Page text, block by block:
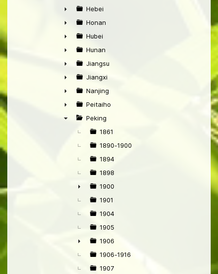
►
►
Hebei
►
Honan
►
Hubei
►
Hunan
►
Jiangsu
►
Jiangxi
►
Nanjing
►
Peitaiho
Peking
1861
1890-1900
1894
1898
►
1900
1901
1904
1905
►
1906
1906-1916
1907